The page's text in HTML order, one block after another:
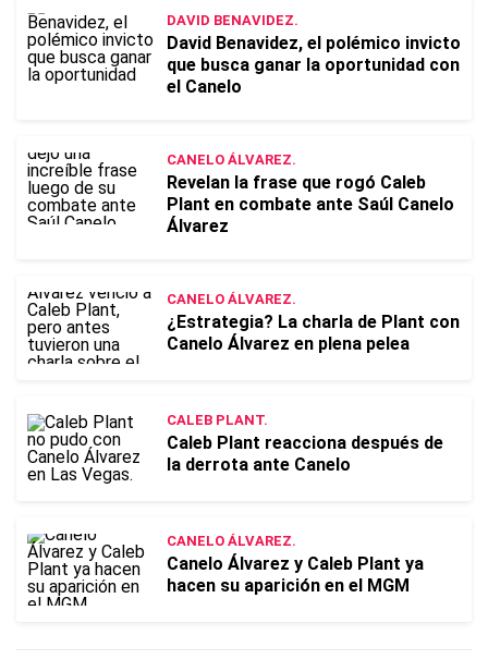
DAVID BENAVIDEZ.
David Benavidez, el polémico invicto
que busca ganar la oportunidad con
el Canelo
CANELO ÁLVAREZ.
Revelan la frase que rogó Caleb
Plant en combate ante Saúl Canelo
Álvarez
CANELO ÁLVAREZ.
¿Estrategia? La charla de Plant con
Canelo Álvarez en plena pelea
CALEB PLANT.
Caleb Plant reacciona después de
la derrota ante Canelo
CANELO ÁLVAREZ.
Canelo Álvarez y Caleb Plant ya
hacen su aparición en el MGM